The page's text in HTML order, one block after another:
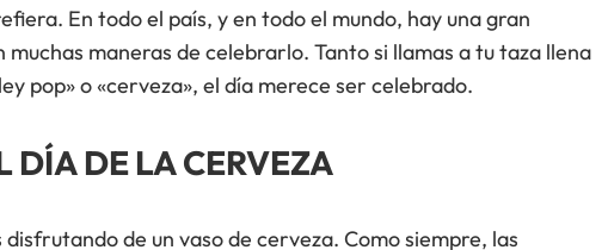
En todo el país, y en todo el mundo, hay una gran
maneras de celebrarlo. Tanto si llamas a tu taza llena
pop» o «cerveza», el día merece ser celebrado.
DÍA DE LA CERVEZA
de un vaso de cerveza. Como siempre, las